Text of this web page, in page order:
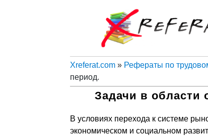
Xreferat.com» Рефераты по
период.
Задачи в области
В условиях перехода к системе
экономическом и социальном